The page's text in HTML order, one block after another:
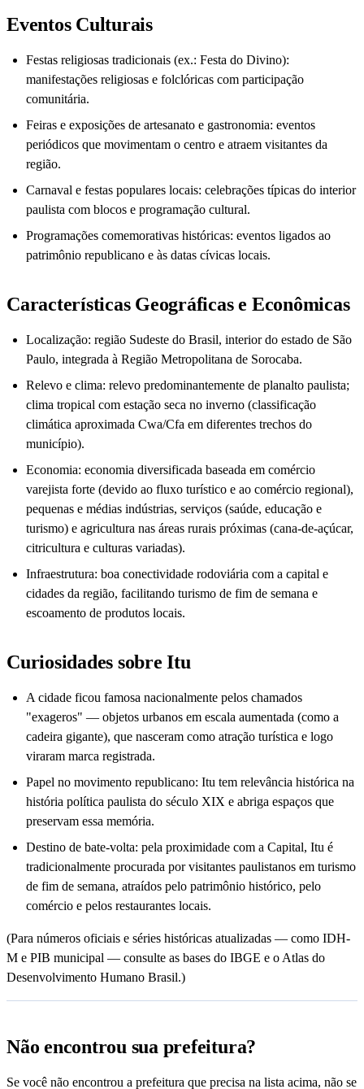
Eventos Culturais
Festas religiosas tradicionais (ex.: Festa do Divino):
manifestações religiosas e folclóricas com participação
comunitária.
Feiras e exposições de artesanato e gastronomia: eventos
periódicos que movimentam o centro e atraem visitantes da
região.
Carnaval e festas populares locais: celebrações típicas do interior
paulista com blocos e programação cultural.
Programações comemorativas históricas: eventos ligados ao
patrimônio republicano e às datas cívicas locais.
Características Geográficas e Econômicas
Localização: região Sudeste do Brasil, interior do estado de São
Paulo, integrada à Região Metropolitana de Sorocaba.
Relevo e clima: relevo predominantemente de planalto paulista;
clima tropical com estação seca no inverno (classificação
climática aproximada Cwa/Cfa em diferentes trechos do
município).
Economia: economia diversificada baseada em comércio
varejista forte (devido ao fluxo turístico e ao comércio regional),
pequenas e médias indústrias, serviços (saúde, educação e
turismo) e agricultura nas áreas rurais próximas (cana-de-açúcar,
citricultura e culturas variadas).
Infraestrutura: boa conectividade rodoviária com a capital e
cidades da região, facilitando turismo de fim de semana e
escoamento de produtos locais.
Curiosidades sobre Itu
A cidade ficou famosa nacionalmente pelos chamados
"exageros" — objetos urbanos em escala aumentada (como a
cadeira gigante), que nasceram como atração turística e logo
viraram marca registrada.
Papel no movimento republicano: Itu tem relevância histórica na
história política paulista do século XIX e abriga espaços que
preservam essa memória.
Destino de bate-volta: pela proximidade com a Capital, Itu é
tradicionalmente procurada por visitantes paulistanos em turismo
de fim de semana, atraídos pelo patrimônio histórico, pelo
comércio e pelos restaurantes locais.
(Para números oficiais e séries históricas atualizadas — como IDH-
M e PIB municipal — consulte as bases do IBGE e o Atlas do
Desenvolvimento Humano Brasil.)
Não encontrou sua prefeitura?
Se você não encontrou a prefeitura que precisa na lista acima, não se